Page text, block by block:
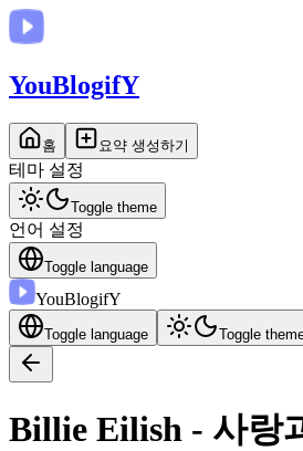
YouBlogifY
홈 요약 생성하기
테마 설정
Toggle theme
언어 설정
Toggle language
YouBlogifY
Toggle language Toggle
Billie Eilish - 사랑